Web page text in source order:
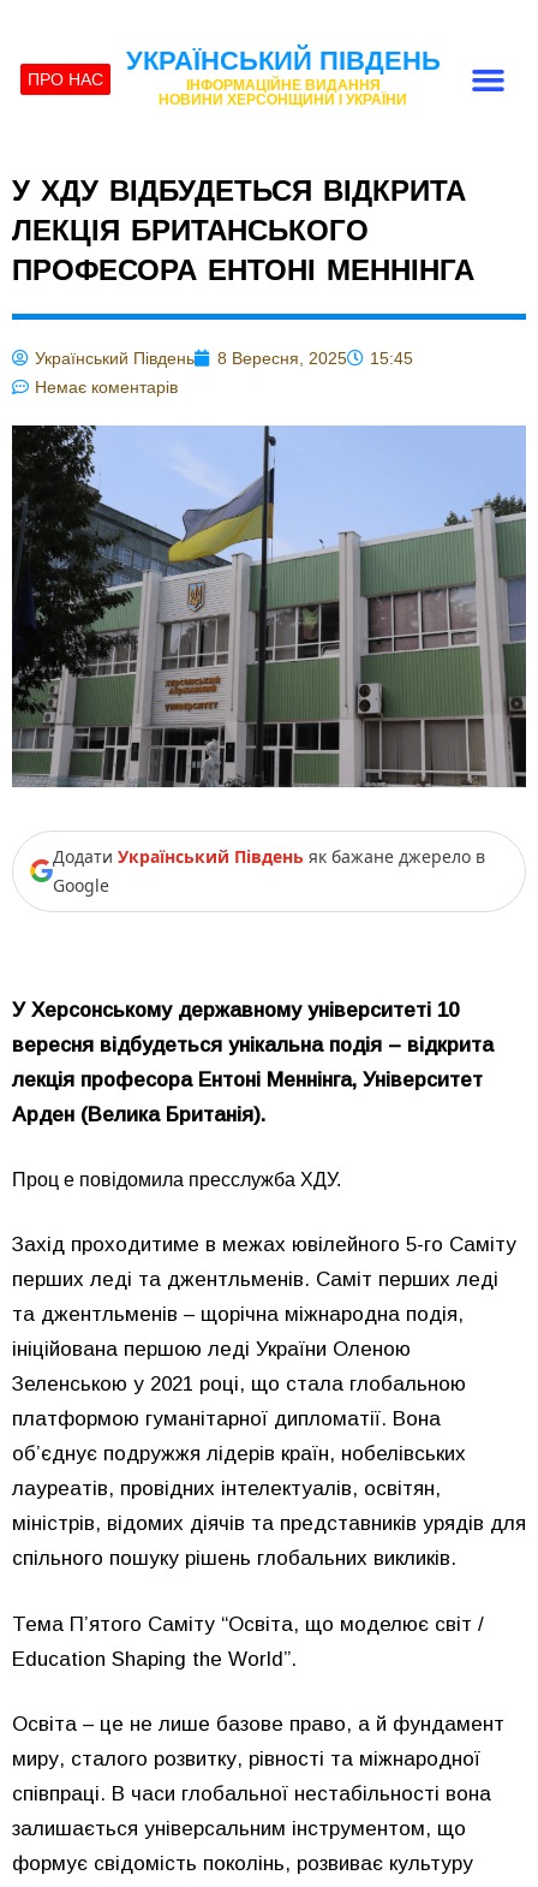
ПРО НАС
УКРАЇНСЬКИЙ ПІВДЕНЬ
ІНФОРМАЦІЙНЕ ВИДАННЯ
НОВИНИ ХЕРСОНЩИНИ І УКРАЇНИ
У ХДУ ВІДБУДЕТЬСЯ ВІДКРИТА
ЛЕКЦІЯ БРИТАНСЬКОГО
ПРОФЕСОРА ЕНТОНІ МЕННІНГА
Український Південь 8 Вересня, 2025
15:45
Немає коментарів
Додати Український Південь як бажане джерело в
Google
У Херсонському державному університеті 10
вересня відбудеться унікальна подія – відкрита
лекція професора Ентоні Меннінга, Університет
Арден (Велика Британія).
Проц е повідомила пресслужба ХДУ.
Захід проходитиме в межах ювілейного 5-го Саміту
перших леді та джентльменів. Саміт перших леді
та джентльменів – щорічна міжнародна подія,
ініційована першою леді України Оленою
Зеленською у 2021 році, що стала глобальною
платформою гуманітарної дипломатії. Вона
об’єднує подружжя лідерів країн, нобелівських
лауреатів, провідних інтелектуалів, освітян,
міністрів, відомих діячів та представників урядів для
спільного пошуку рішень глобальних викликів.
Тема П’ятого Саміту “Освіта, що моделює світ /
Education Shaping the World”.
Освіта – це не лише базове право, а й фундамент
миру, сталого розвитку, рівності та міжнародної
співпраці. В часи глобальної нестабільності вона
залишається універсальним інструментом, що
формує свідомість поколінь, розвиває культуру